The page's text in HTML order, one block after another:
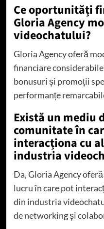
Ce oportunități
Gloria Agency
videochatului?
Gloria Agency oferă
financiare
bonusuri și promoții
performanțe
Există un mediu
comunitate în
interacționa cu
industria
Da, Gloria Agency
lucru în care pot
din industria
de networking și